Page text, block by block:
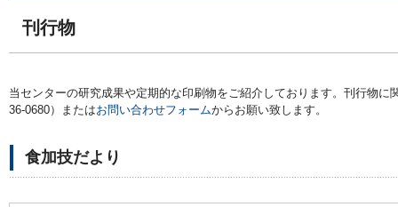
刊行物
当センターの研究成果や定期的な印刷物をご紹介しております。刊行物に
36-0680）またはお問い合わせフォームからお願い致します。
食加技だより